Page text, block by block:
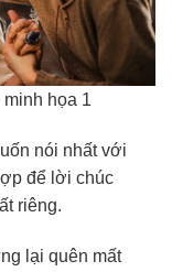
họa 1
nói nhất với
để lời chúc
riêng.
lại quên mất